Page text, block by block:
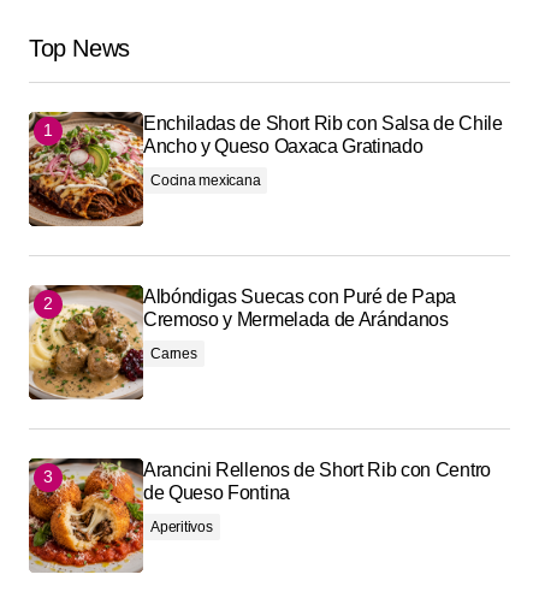
Top News
Enchiladas de Short Rib con Salsa de Chile
Ancho y Queso Oaxaca Gratinado
Cocina mexicana
Albóndigas Suecas con Puré de Papa
Cremoso y Mermelada de Arándanos
Carnes
Arancini Rellenos de Short Rib con Centro
de Queso Fontina
Aperitivos